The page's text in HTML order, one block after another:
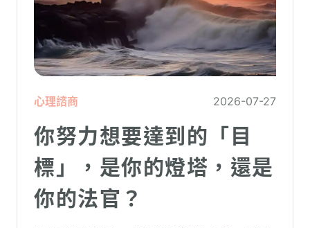
心理諮商 2026-07-27
你努力想要達到的「目
標」，是你的燈塔，還是
你的法官？